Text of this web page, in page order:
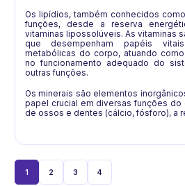
Os lipídios, também conhecidos
funções, desde a reserva
vitaminas lipossolúveis. As vitaminas
que desempenham papéis
metabólicas do corpo, atuando
no funcionamento adequado do
outras funções.
Os minerais são elementos
papel crucial em diversas funções do
de ossos e dentes (cálcio, fósforo), a
1 2 3 4